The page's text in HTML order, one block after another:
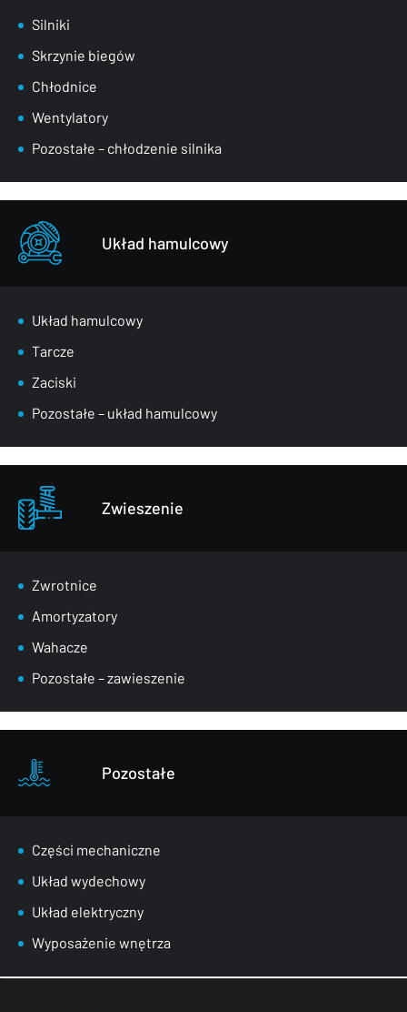
Silniki
Skrzynie biegów
Chłodnice
Wentylatory
Pozostałe – chłodzenie silnika
Układ hamulcowy
Układ hamulcowy
Tarcze
Zaciski
Pozostałe – układ hamulcowy
Zwieszenie
Zwrotnice
Amortyzatory
Wahacze
Pozostałe – zawieszenie
Pozostałe
Części mechaniczne
Układ wydechowy
Układ elektryczny
Wyposażenie wnętrza